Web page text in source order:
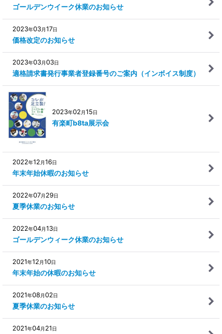
ゴールデンウイーク休業のお知らせ
2023年03月17日
価格改定のお知らせ
2023年03月03日
適格請求書発行事業者登録番号のご案内（インボイス制度）
2023年02 月15日
有楽町b8ta展示会
2022年12 月16日
年末年始休暇のお知らせ
2022年07月 29日
夏季休業のお知らせ
2022年04月13日
ゴールデンウィーク休業のお知らせ
2021年12 月10日
年末年始の休暇のお知らせ
2021年08月02日
夏季休業のお知らせ
2021年04月 21日